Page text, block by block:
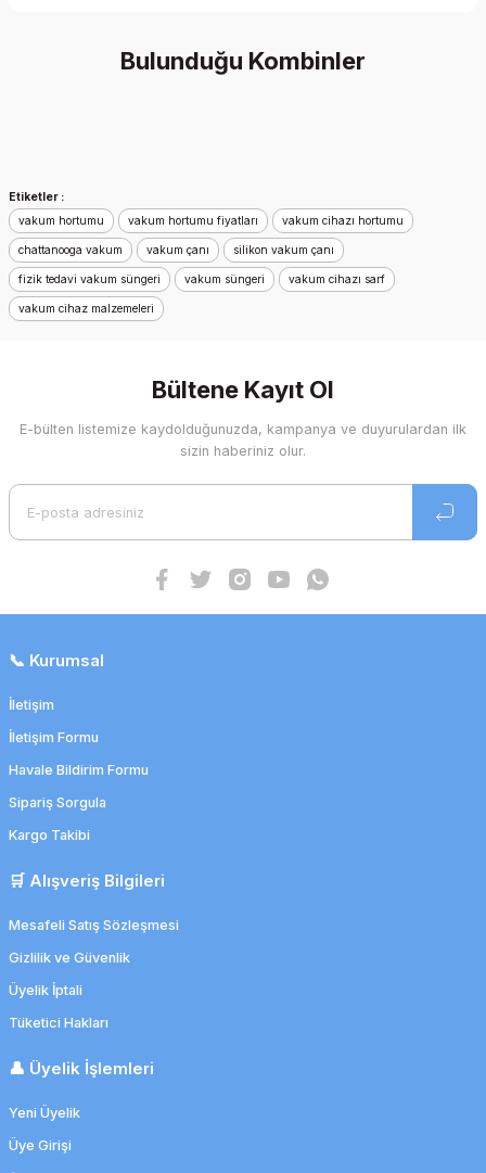
Soru Sor
Bulunduğu Kombinler
Agremon FTR Vakum Süngeri 6 cm, 12 adet
Etiketler :
vakum hortumu
vakum hortumu fiyatları vakum cihazı hortumu
chattanooga vakum vakum çanı silikon vakum çanı
fizik tedavi vakum süngeri vakum süngeri vakum cihazı sarf
vakum cihaz malzemeleri
Bültene Kayıt Ol
E-bülten listemize kaydolduğunuzda, kampanya ve duyurulardan ilk
sizin haberiniz olur.
📞 Kurumsal
İletişim
İletişim Formu
Havale Bildirim Formu
Sipariş Sorgula
Kargo Takibi
🛒 Alışveriş Bilgileri
Mesafeli Satış Sözleşmesi
Gizlilik ve Güvenlik
Üyelik İptali
Tüketici Hakları
👤 Üyelik İşlemleri
Yeni Üyelik
Üye Girişi